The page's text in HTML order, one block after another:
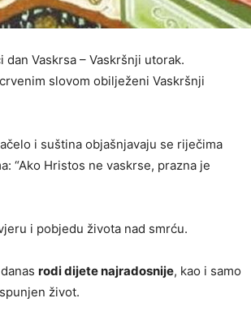
Vaskrsa – Vaskršnji utorak.
slovom obilježeni Vaskršnji
i suština objašnjavaju se riječima
“Ako Hristos ne vaskrse, prazna je
i pobjedu života nad smrću.
rodi dijete najradosnije, kao i samo
život.